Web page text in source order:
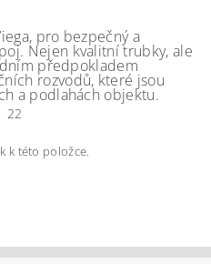
pro bezpečný a
Nejen kvalitní trubky, ale
předpokladem
rozvodů, které jsou
a podlahách objektu.
22
k této položce.